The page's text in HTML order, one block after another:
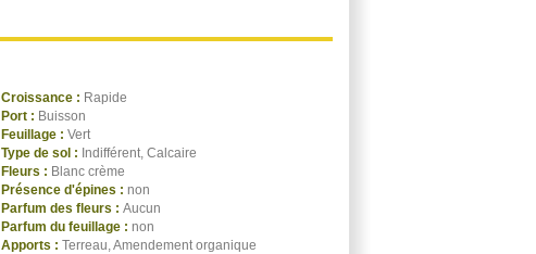
Croissance : Rapide
Port : Buisson
Feuillage : Vert
Type de sol : Indifférent, Calcaire
Fleurs : Blanc crème
Présence d'épines : non
Parfum des fleurs : Aucun
Parfum du feuillage : non
Apports : Terreau, Amendement organique